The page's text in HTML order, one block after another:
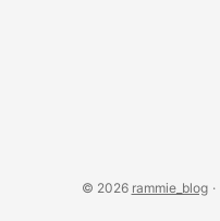
© 2026 rammie_blog ·